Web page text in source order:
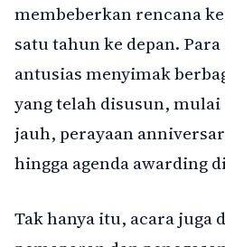
membeberkan rencana
satu tahun ke depan.
antusias menyimak
yang telah disusun,
jauh, perayaan
hingga agenda awarding
Tak hanya itu, acara juga